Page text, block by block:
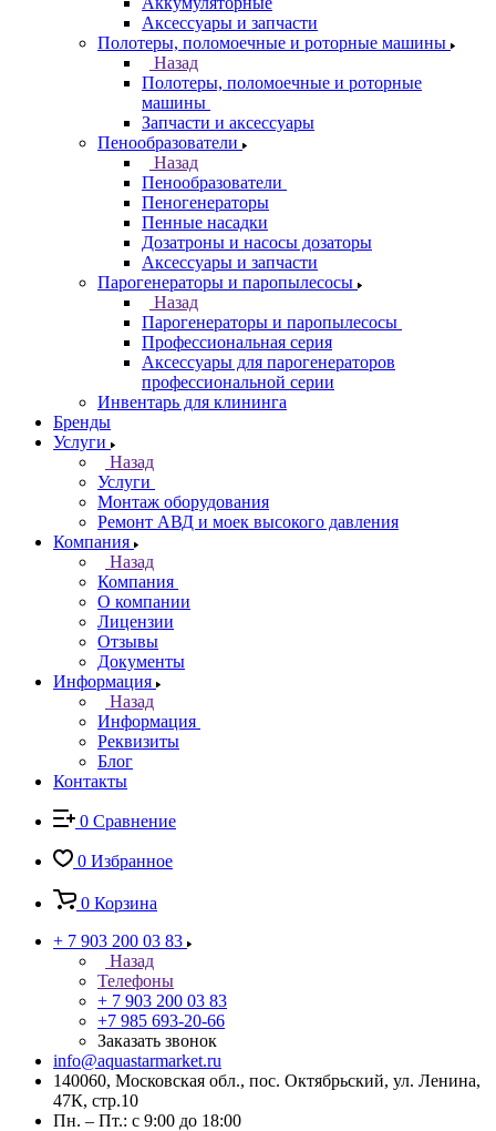
Аксессуары и запчасти
Полотеры, поломоечные и роторные машины
Назад
Полотеры, поломоечные и роторные
машины
Запчасти и аксессуары
Пенообразователи
Назад
Пенообразователи
Пеногенераторы
Пенные насадки
Дозатроны и насосы дозаторы
Аксессуары и запчасти
Парогенераторы и паропылесосы
Назад
Парогенераторы и паропылесосы
Профессиональная серия
Аксессуары для парогенераторов
профессиональной серии
Инвентарь для клининга
Бренды
Услуги
Назад
Услуги
Монтаж оборудования
Ремонт АВД и моек высокого давления
Компания
Назад
Компания
О компании
Лицензии
Отзывы
Документы
Информация
Назад
Информация
Реквизиты
Блог
Контакты
0 Сравнение
0 Избранное
0 Корзина
+ 7 903 200 03 83
Назад
Телефоны
+ 7 903 200 03 83
+7 985 693-20-66
Заказать звонок
info@aquastarmarket.ru
140060, Московская обл., пос. Октябрьский, ул. Ленина,
47К, стр.10
Пн. – Пт.: с 9:00 до 18:00